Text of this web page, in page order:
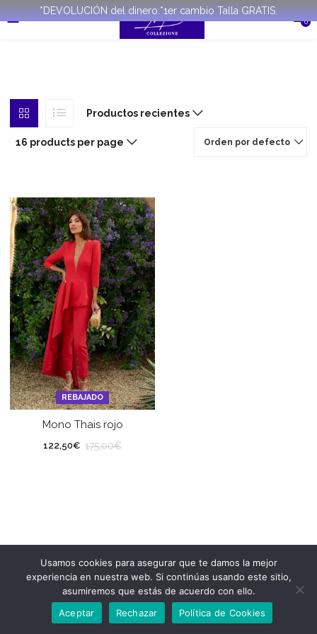
*DEVOLUCIÓN del dinero.*1er cambio Talla GRATIS.
0
Productos recientes
Orden por defecto
16 products per page
REBAJADO
Mono Thais rojo
122,50€ 175,00€
Usamos cookies para asegurar que te damos la mejor
experiencia en nuestra web. Si continúas usando este sitio,
asumiremos que estás de acuerdo con ello.
Aceptar
Rechazar Política de Cookies